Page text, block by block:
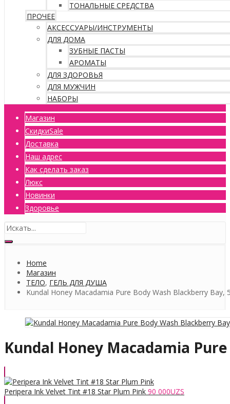
ТОНАЛЬНЫЕ СРЕДСТВА
ПРОЧЕЕ
АКСЕССУАРЫ/ИНСТРУМЕНТЫ
ДЛЯ ДОМА
ЗУБНЫЕ ПАСТЫ
АРОМАТЫ
ДЛЯ ЗДОРОВЬЯ
ДЛЯ МУЖЧИН
НАБОРЫ
Магазин
СкидкиSale
Доставка
Наш адрес
Как сделать заказ
Люкс
Новинки
Здоровье
Home
Магазин
ТЕЛО, ГЕЛЬ ДЛЯ ДУША
Kundal Honey Macadamia Pure Body Wash Blackberry Bay,
Kundal Honey Macadamia
Peripera Ink Velvet Tint #18 Star Plum Pink 90 000UZS